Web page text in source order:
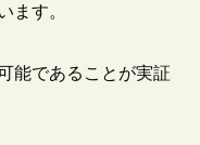
ます。
能であることが実証